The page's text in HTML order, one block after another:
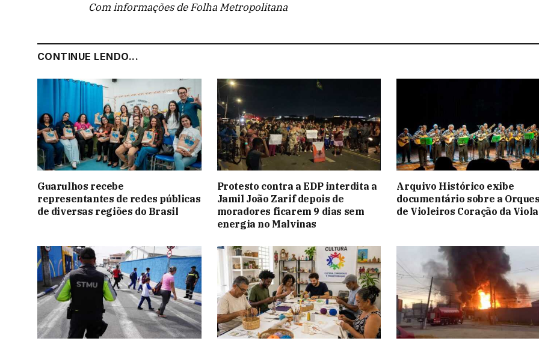
Com informações de Folha Metropolitana
CONTINUE LENDO...
Guarulhos recebe
representantes de redes públicas
de diversas regiões do Brasil
Protesto contra a EDP interdita a
Jamil João Zarif depois de
moradores ficarem 9 dias sem
energia no Malvinas
Arquivo Histórico exibe
documentário sobre a
de Violeiros Coração da Viola